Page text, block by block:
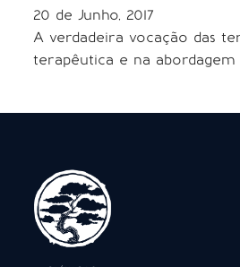
20 de Junho, 2017
A verdadeira vocação das
terapêutica e na